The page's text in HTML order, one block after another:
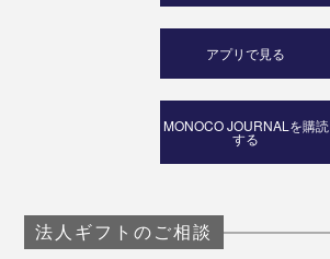
アプリで見る
MONOCO JOURNALを購読
する
法人ギフトのご相談